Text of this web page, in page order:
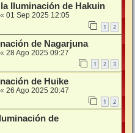
Iluminación de Hakuin
« 01 Sep 2025 12:05
1 2
de Nagarjuna
« 28 Ago 2025 09:27
1 2 3
de Huike
« 26 Ago 2025 20:47
1 2
de